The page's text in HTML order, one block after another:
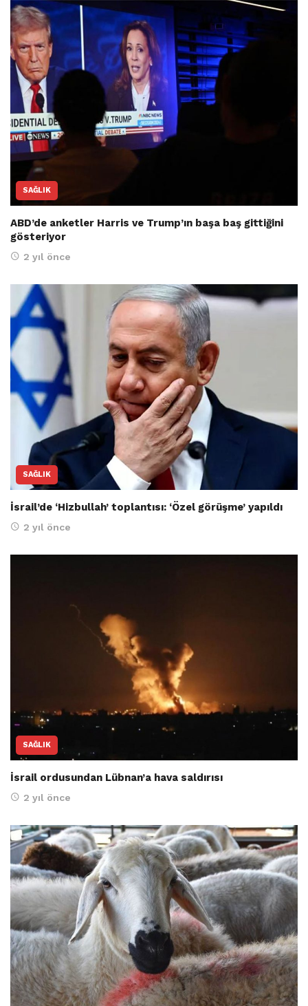
SAĞLIK
ABD’de anketler Harris ve Trump’ın başa baş gittiğini
gösteriyor
2 yıl önce
SAĞLIK
İsrail’de ‘Hizbullah’ toplantısı: ‘Özel görüşme’ yapıldı
2 yıl önce
SAĞLIK
İsrail ordusundan Lübnan’a hava saldırısı
2 yıl önce